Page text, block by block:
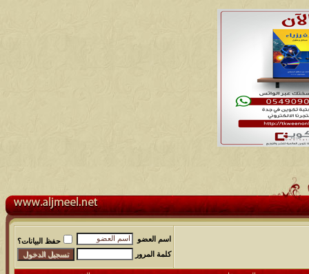
اسم العضو
حفظ البيانات؟
كلمة المرور